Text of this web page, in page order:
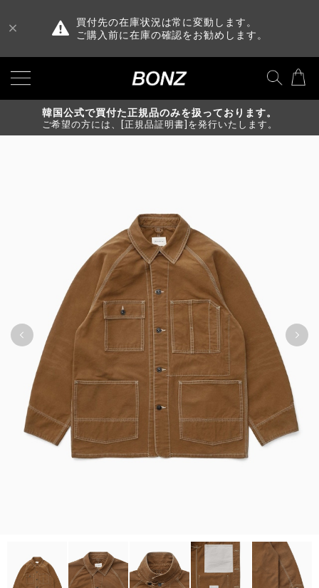
買付先の在庫状況は常に変動します。
ご購入前に在庫の確認をお勧めします。
韓国公式で買付た正規品のみを扱っております。
ご希望の方には、[正規品証明書]を発行いたします。